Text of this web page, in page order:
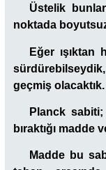
Üstelik
noktada
Eğer ışıktan
geçmiş olacaktık.
Planck
bıraktığı madde
Madde bu